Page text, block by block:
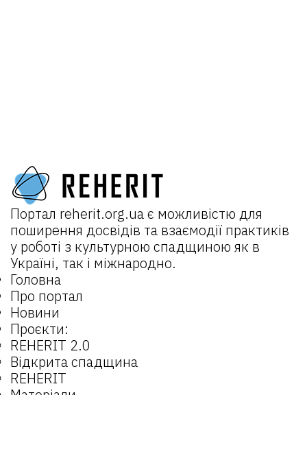
Портал reherit.org.uaє можливістю для
поширення досвідів та взаємодії практиків
у роботі з культурною спадщиною як в
Україні, так і міжнародно.
Головна
Про портал
Новини
Проєкти:
REHERIT 2.0
Відкрита спадщина
REHERIT
Матеріали